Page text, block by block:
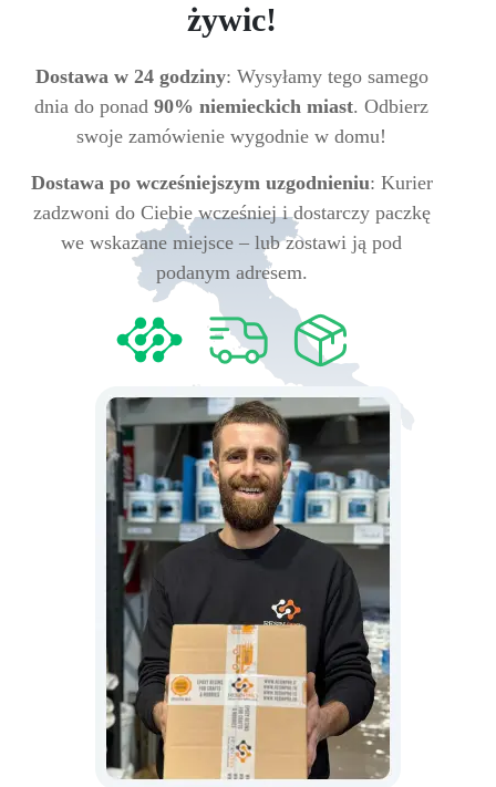
żywic!
Dostawa w 24 godziny: Wysyłamy tego samego
dnia do ponad 90% niemieckich miast. Odbierz
swoje zamówienie wygodnie w domu!
Dostawa po wcześniejszym uzgodnieniu: Kurier
zadzwoni do Ciebie wcześniej i dostarczy paczkę
we wskazane miejsce – lub zostawi ją pod
podanym adresem.